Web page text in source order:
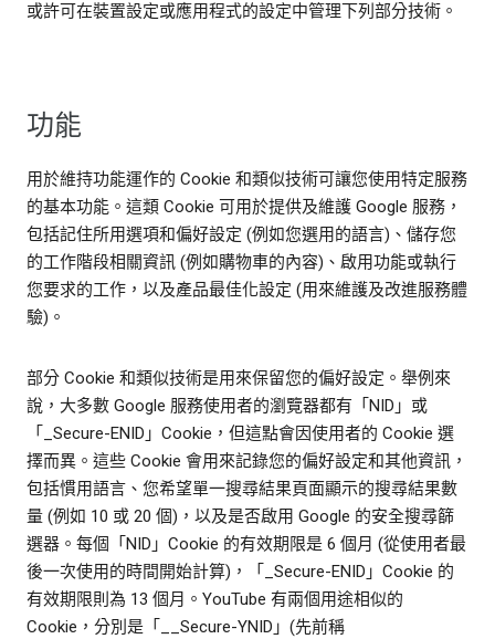
或許可在裝置設定或應用程式的設定中管理下列部分技術。
功能
用於維持功能運作的 Cookie 和類似技術可讓您使用特定服務
的基本功能。這類 Cookie 可用於提供及維護 Google 服務，
包括記住所用選項和偏好設定 (例如您選用的語言)、儲存您
的工作階段相關資訊 (例如購物車的內容)、啟用功能或執行
您要求的工作，以及產品最佳化設定 (用來維護及改進服務體
驗)。
部分 Cookie 和類似技術是用來保留您的偏好設定。舉例來
說，大多數 Google 服務使用者的瀏覽器都有「NID」或
「_Secure-ENID」Cookie，但這點會因使用者的 Cookie 選
擇而異。這些 Cookie 會用來記錄您的偏好設定和其他資訊，
包括慣用語言、您希望單一搜尋結果頁面顯示的搜尋結果數
量 (例如 10 或 20 個)，以及是否啟用 Google 的安全搜尋篩
選器。每個「NID」Cookie 的有效期限是 6 個月 (從使用者最
後一次使用的時間開始計算)，「_Secure-ENID」Cookie 的
有效期限則為 13 個月。YouTube 有兩個用途相似的
Cookie，分別是「__Secure-YNID」(先前稱